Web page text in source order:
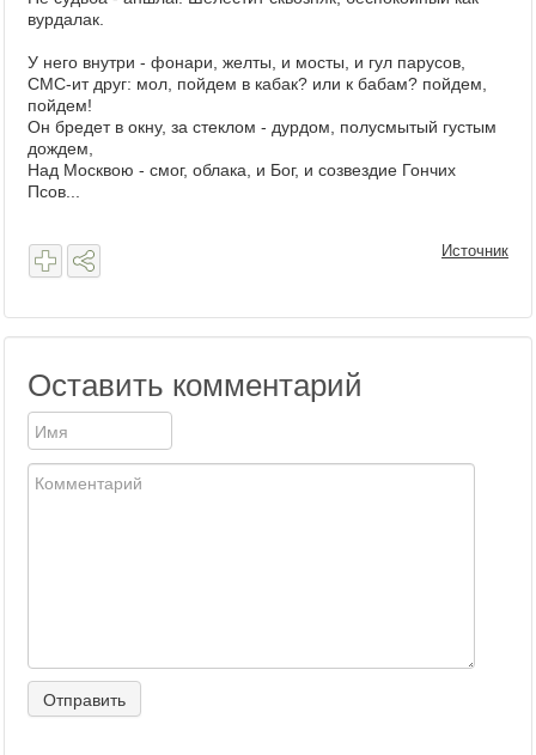
вурдалак.
У него внутри - фонари, желты, и мосты, и гул парусов,
СМС-ит друг: мол, пойдем в кабак? или к бабам? пойдем,
пойдем!
Он бредет в окну, за стеклом - дурдом, полусмытый густым
дождем,
Над Москвою - смог, облака, и Бог, и созвездие Гончих
Псов...
Источник
Оставить комментарий